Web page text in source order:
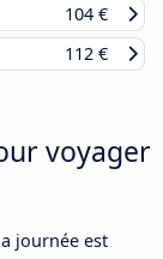
104 €
112 €
voyager
journée est